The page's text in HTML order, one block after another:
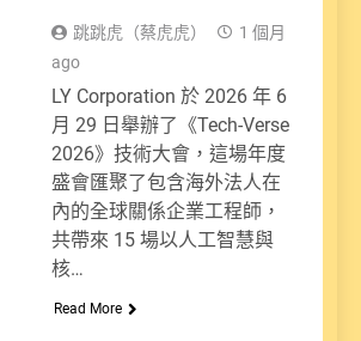
跳跳虎（蔡虎虎）
1 個月
ago
LY Corporation 於 2026 年 6
月 29 日舉辦了《Tech-Verse
2026》技術大會，這場年度
盛會匯聚了包含海外法人在
內的全球關係企業工程師，
共帶來 15 場以人工智慧與
核…
Read More